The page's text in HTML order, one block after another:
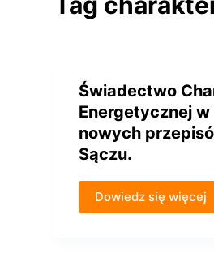
Świadectwo
Energetycznej
nowych
Sączu.
Dowiedz się więcej